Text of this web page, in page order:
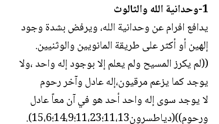
1-وحدانية الله والثالوث
يدافع افرام عن وحدانية الله، ويرفض بشدة وجود
إلهين أو أكثر على طريقة المانويين والوثنيين.
((لم يكرز المسيح ولم يعلم إلا بوجود إله واحد ،ولا
يوجد كما يزعم مرقيون،إله عادل وآخر رحوم
لا يوجد سوى إله واحد أحد هو في آن معاً عادل
ورحوم))(دياطسرون11،13؛11،23؛14،9؛15،6).